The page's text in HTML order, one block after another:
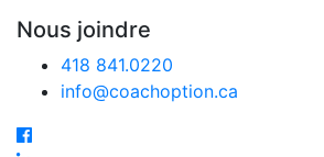
Nous joindre
418 841.0220
info@coachoption.ca